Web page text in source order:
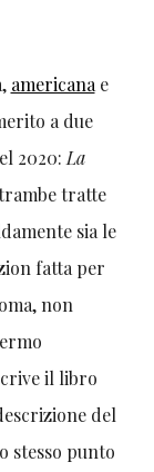
americanae
a due
2020:La
tratte
sia le
fatta per
non
il libro
del
stesso punto